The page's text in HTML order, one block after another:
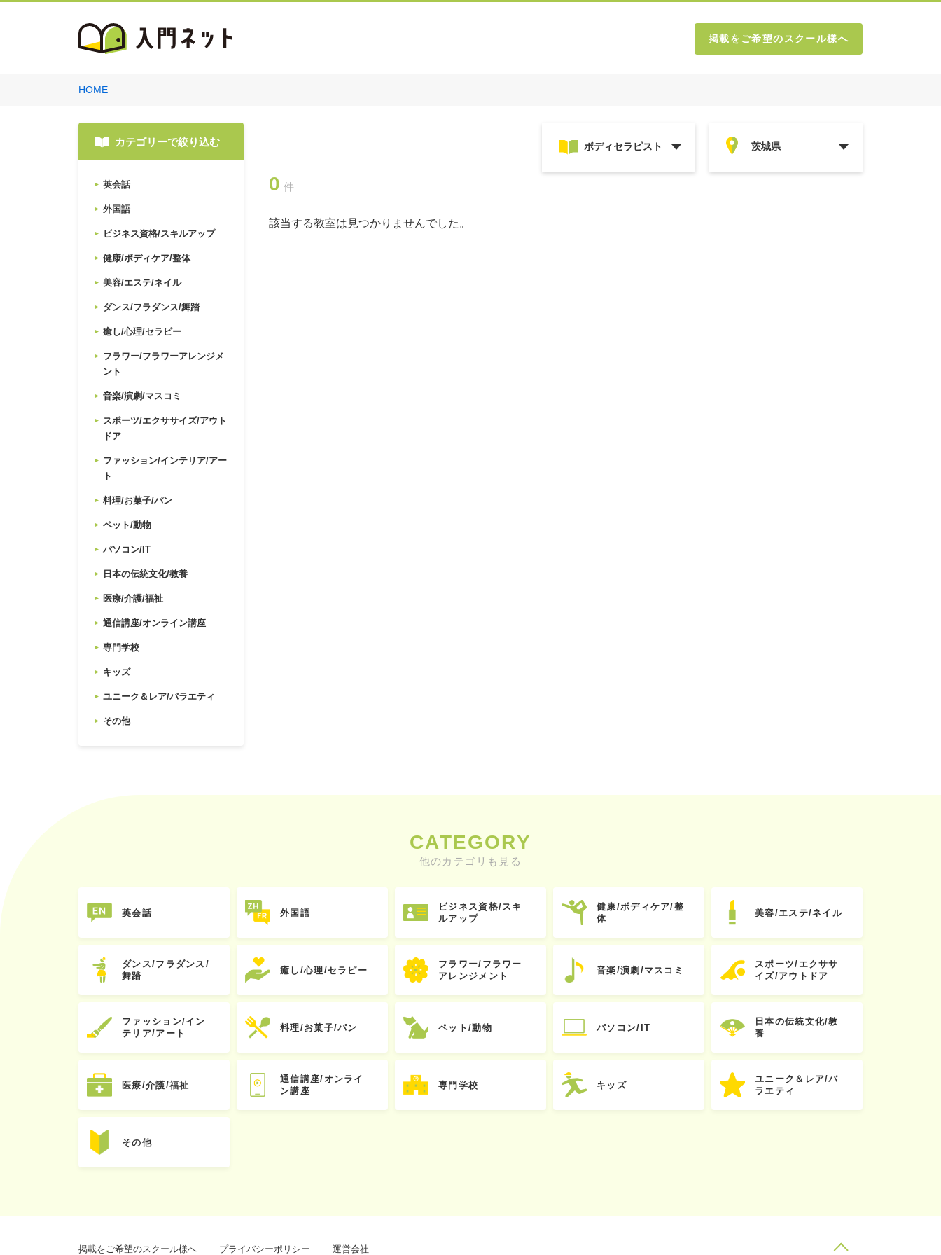
掲載をご希望のスクール様へ
HOME
カテゴリーで絞り込む
英会話
外国語
ビジネス資格/スキルアップ
健康/ボディケア/整体
美容/エステ/ネイル
ダンス/フラダンス/舞踏
癒し/心理/セラピー
フラワー/フラワーアレンジメ
ント
音楽/演劇/マスコミ
スポーツ/エクササイズ/アウト
ドア
ファッション/インテリア/アー
ト
料理/お菓子/パン
ペット/動物
パソコン/IT
日本の伝統文化/教養
医療/介護/福祉
通信講座/オンライン講座
専門学校
キッズ
ユニーク＆レア/バラエティ
その他
0 件
該当する教室は見つかりませんでした。
CATEGORY
他のカテゴリも見る
英会話 外国語
ビジネス資格/スキ
ルアップ
健康/ボディケア/整
体
美容/エステ/ネイル
ダンス/フラダンス/
舞踏
癒し/心理/セラピー
フラワー/フラワー
アレンジメント
音楽/演劇/マスコミ
スポーツ/エクササ
イズ/アウトドア
ファッション/イン
テリア/アート
料理/お菓子/パン ペット/動物 パソコン/IT
日本の伝統文化/教
養
医療/介護/福祉
通信講座/オンライ
ン講座
専門学校 キッズ
ユニーク＆レア/バ
ラエティ
その他
掲載をご希望のスクール様へ プライバシーポリシー 運営会社